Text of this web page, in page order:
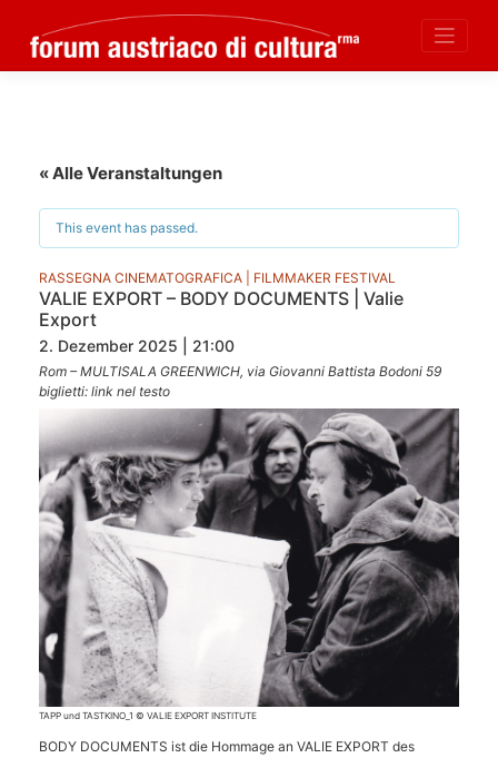
« Alle Veranstaltungen
This event has passed.
RASSEGNA CINEMATOGRAFICA | FILMMAKER FESTIVAL
VALIE EXPORT – BODY DOCUMENTS | Valie
Export
2. Dezember 2025 | 21:00
Rom – MULTISALA GREENWICH, via Giovanni Battista Bodoni 59
biglietti: link nel testo
TAPP und TASTKINO_1 © VALIE EXPORT INSTITUTE
BODY DOCUMENTS ist die Hommage an VALIE EXPORT des